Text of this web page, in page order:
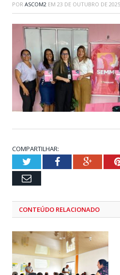
POR ASCOM2 EM 23 DE OUTUBRO DE 2025
COMPARTILHAR:
TwitterFacebook
Email
CONTEÚDO RELACIONADO